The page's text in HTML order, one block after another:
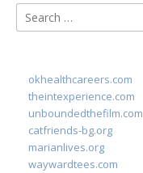
Search
for:
okhealthcareers.com
theintexperience.com
unboundedthefilm.com
catfriends-bg.org
marianlives.org
waywardtees.com